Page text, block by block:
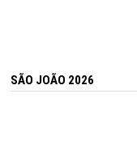
SÃO JOÃO 2026